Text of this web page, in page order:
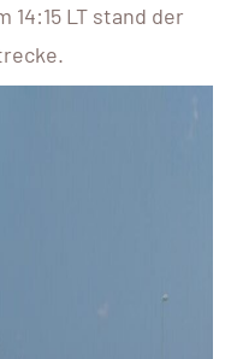
LT stand der